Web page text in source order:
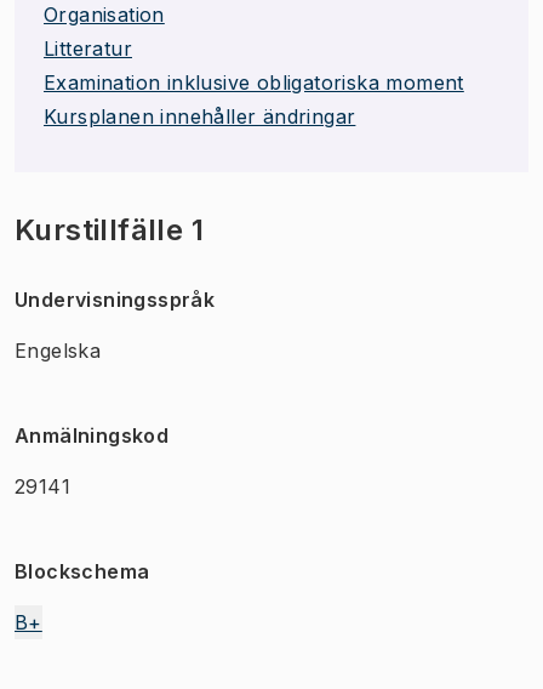
Organisation
Litteratur
Examination inklusive obligatoriska moment
Kursplanen innehåller ändringar
Kurstillfälle 1
Undervisningsspråk
Engelska
Anmälningskod
29141
Blockschema
B+